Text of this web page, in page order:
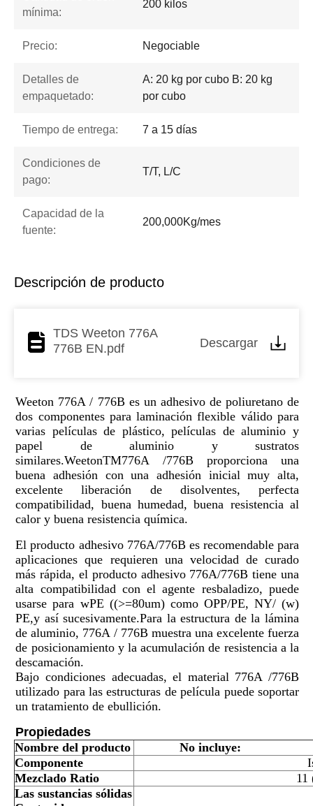
mínima:
200 kilos
Precio: Negociable
Detalles de
empaquetado:
A: 20 kg por cubo B: 20 kg
por cubo
Tiempo de entrega: 7 a 15 días
Condiciones de
pago:
T/T, L/C
Capacidad de la
fuente:
200,000Kg/mes
Descripción de producto
TDS Weeton 776A
776B EN.pdf
Descargar
Weeton 776A / 776B es un adhesivo de poliuretano de
dos componentes para laminación flexible válido para
varias películas de plástico, películas de aluminio y
papel de aluminio y sustratos
similares.WeetonTM776A /776B proporciona una
buena adhesión con una adhesión inicial muy alta,
excelente liberación de disolventes, perfecta
compatibilidad, buena humedad, buena resistencia al
calor y buena resistencia química.
El producto adhesivo 776A/776B es recomendable para
aplicaciones que requieren una velocidad de curado
más rápida, el producto adhesivo 776A/776B tiene una
alta compatibilidad con el agente resbaladizo, puede
usarse para wPE ((>=80um) como OPP/PE, NY/ (w)
PE,y así sucesivamente.Para la estructura de la lámina
de aluminio, 776A / 776B muestra una excelente fuerza
de posicionamiento y la acumulación de resistencia a la
descamación.
Bajo condiciones adecuadas, el material 776A /776B
utilizado para las estructuras de película puede soportar
un tratamiento de ebullición.
Propiedades
Nombre del producto
No incluye:
Componente
Mezclado Ratio
11
Las sustancias sólidas